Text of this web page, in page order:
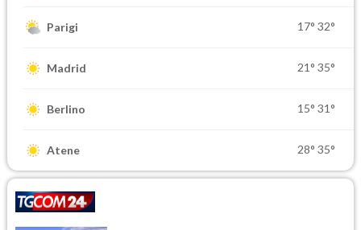
Parigi 17° 32°
Madrid 21° 35°
Berlino 15° 31°
Atene 28° 35°